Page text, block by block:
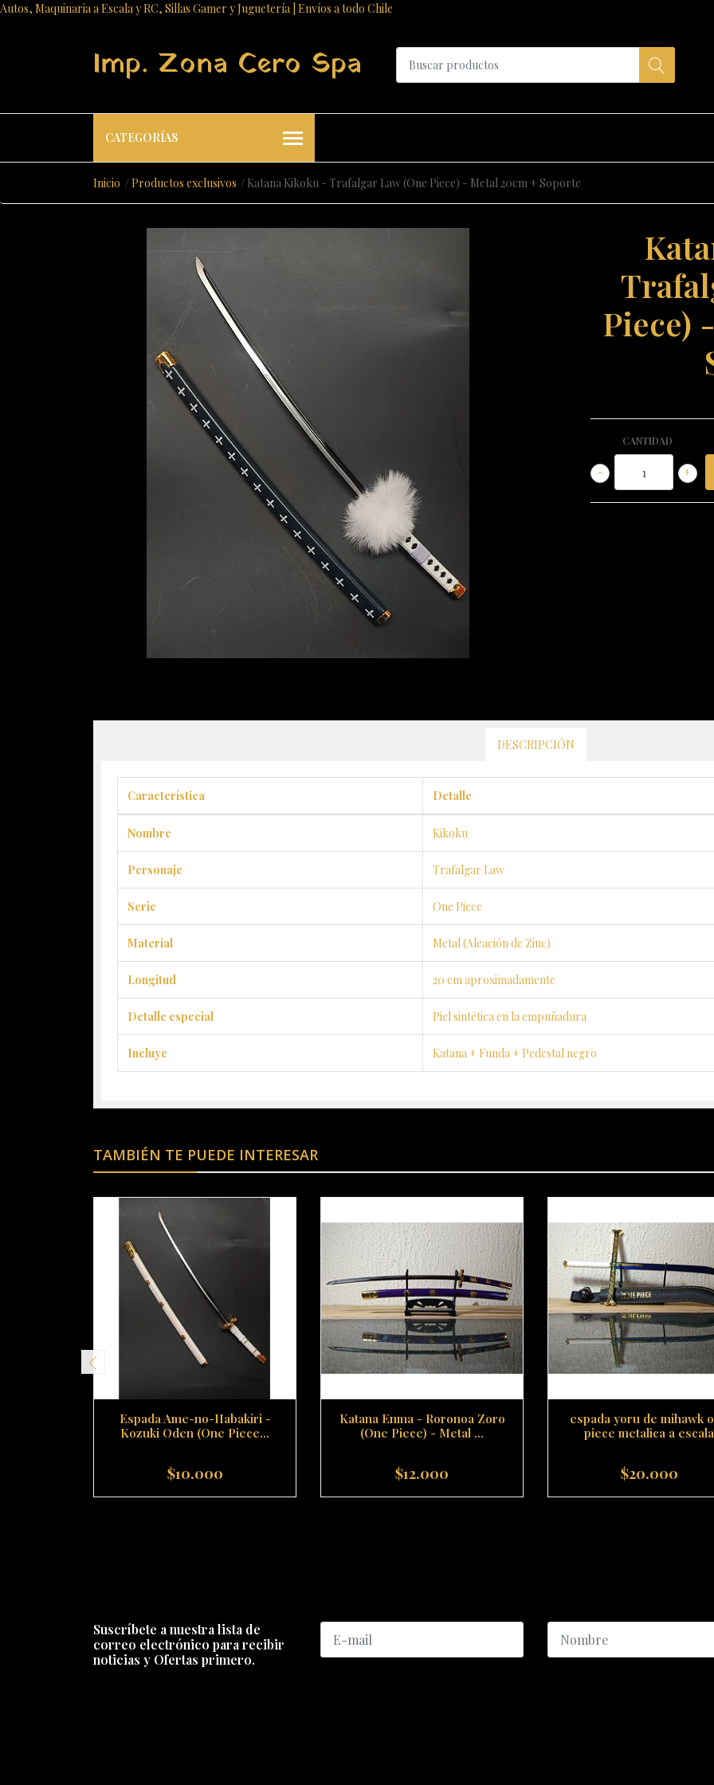
Autos, Maquinaria a Escala y RC, Sillas Gamer y Juguetería | Envíos a todo Chile
Imp. Zona Cero Spa
CATEGORÍAS
Inicio Productos exclusivos Katana Kikoku - Trafalgar Law (One Piece) - Metal 20cm + Soporte
Piece)
CANTIDAD
+
-
DESCRIPCIÓN
Característica Detalle
Nombre Kikoku
Personaje Trafalgar Law
Serie One Piece
Material Metal (Aleación de Zinc)
Longitud 20 cm aproximadamente
Detalle especial Piel sintética en la empuñadura
Incluye Katana + Funda + Pedestal negro
TAMBIÉN TE PUEDE INTERESAR
Espada Ame-no-Habakiri -
Kozuki Oden (One Piece...
+
$10.000
Katana Enma - Roronoa Zoro
(One Piece) - Metal ...
+
$12.000
espada yoru de mihawk
piece metalica a escala
+
$20.000
Suscríbete a nuestra lista de
correo electrónico para recibir
noticias y Ofertas primero.